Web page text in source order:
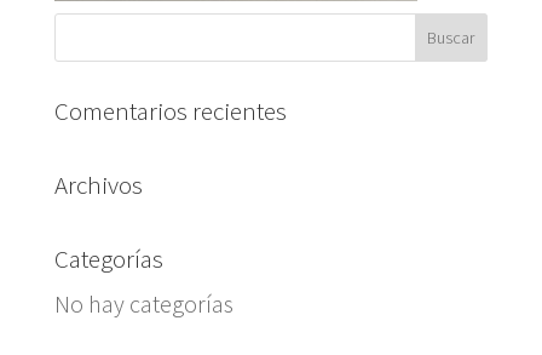
Comentarios recientes
Archivos
Categorías
No hay categorías